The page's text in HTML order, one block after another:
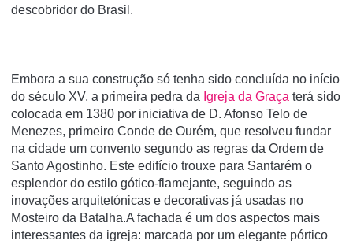
descobridor do Brasil.
Embora a sua construção só tenha sido concluída no início
do século XV, a primeira pedra da Igreja da Graça terá sido
colocada em 1380 por iniciativa de D. Afonso Telo de
Menezes, primeiro Conde de Ourém, que resolveu fundar
na cidade um convento segundo as regras da Ordem de
Santo Agostinho. Este edifício trouxe para Santarém o
esplendor do estilo gótico-flamejante, seguindo as
inovações arquitetónicas e decorativas já usadas no
Mosteiro da Batalha.A fachada é um dos aspectos mais
interessantes da igreja: marcada por um elegante pórtico